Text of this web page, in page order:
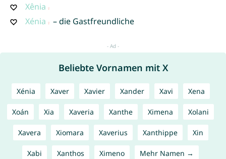
Xênia
Xénia
– die Gastfreundliche
Beliebte Vornamen mit X
Xénia Xaver Xavier Xander Xavi Xena
Xoán Xia Xaveria Xanthe Ximena Xolani
Xavera Xiomara Xaverius Xanthippe Xin
Xabi Xanthos Ximeno Mehr Namen →